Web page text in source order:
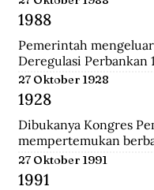
of War and Internees)
status Keadaan
Darurat Sipil di Kalsel.
1988
Pemerintah
Deregulasi Perbankan
titik balik dari berbagai
perbankan 1971-1972.
dalam Pakto 88
yang hanya
bank telah mencapai
27 Oktober 1928
1928
Dibukanya Kongres
mempertemukan
seluruh Hindia
Sumpah Pemuda.
27 Oktober 1991
1991